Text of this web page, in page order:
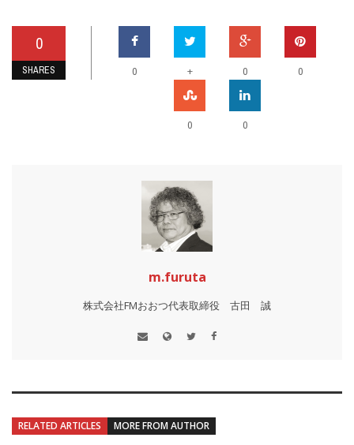
0
SHARES 0 + 0 0
0 0
m.furuta
株式会社FMおおつ代表取締役 古田 誠
RELATED ARTICLES MORE FROM AUTHOR